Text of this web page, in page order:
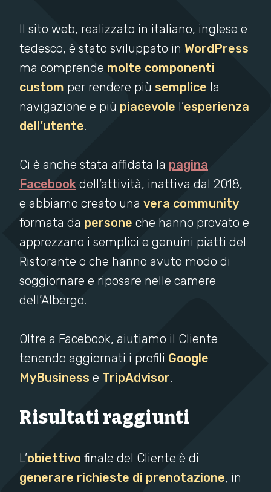
Il sito web, realizzato in italiano, inglese e
tedesco, è stato sviluppato in WordPress
ma comprende molte componenti
custom per rendere più semplice la
navigazione e più piacevole l’esperienza
dell’utente.
Ci è anche stata affidata la pagina
Facebook dell’attività, inattiva dal 2018,
e abbiamo creato una vera community
formata da persone che hanno provato e
apprezzano i semplici e genuini piatti del
Ristorante o che hanno avuto modo di
soggiornare e riposare nelle camere
dell’Albergo.
Oltre a Facebook, aiutiamo il Cliente
tenendo aggiornati i profili Google
MyBusiness e TripAdvisor.
Risultati raggiunti
L’obiettivo finale del Cliente è di
generare richieste di prenotazione, in